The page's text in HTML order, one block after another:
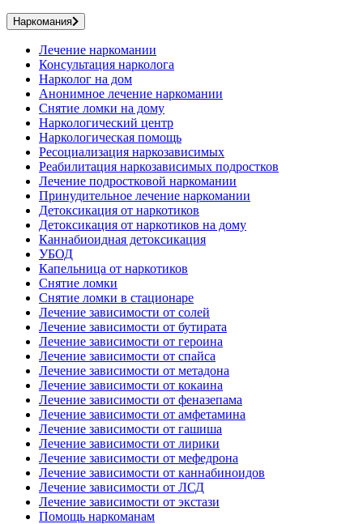
Наркомания
Лечение наркомании
Консультация нарколога
Нарколог на дом
Анонимное лечение наркомании
Снятие ломки на дому
Наркологический центр
Наркологическая помощь
Ресоциализация наркозависимых
Реабилитация наркозависимых подростков
Лечение подростковой наркомании
Принудительное лечение наркомании
Детоксикация от наркотиков
Детоксикация от наркотиков на дому
Каннабиоидная детоксикация
УБОД
Капельница от наркотиков
Снятие ломки
Снятие ломки в стационаре
Лечение зависимости от солей
Лечение зависимости от бутирата
Лечение зависимости от героина
Лечение зависимости от спайса
Лечение зависимости от метадона
Лечение зависимости от кокаина
Лечение зависимости от феназепама
Лечение зависимости от амфетамина
Лечение зависимости от гашиша
Лечение зависимости от лирики
Лечение зависимости от мефедрона
Лечение зависимости от каннабиноидов
Лечение зависимости от ЛСД
Лечение зависимости от экстази
Помощь наркоманам